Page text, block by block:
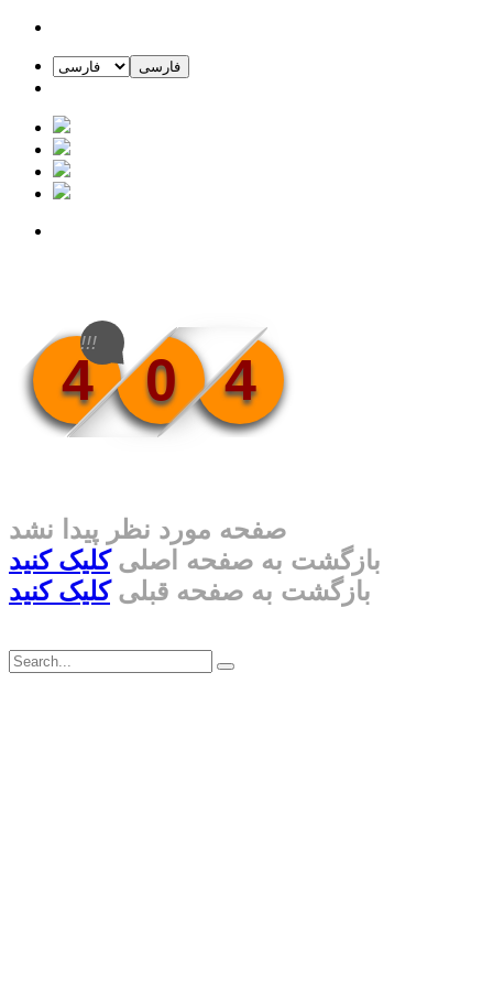
فارسی
4 0 4
!!!
صفحه مورد نظر پیدا نشد
بازگشت به صفحه اصلیکلیک کنید
بازگشت به صفحه قبلیکلیک کنید